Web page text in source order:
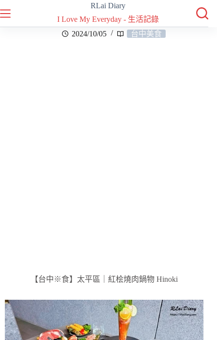
RLai Diary
I Love My Everyday - 生活記錄
2024/10/05
台中美食
【台中※食】太平區｜紅桧燒肉鍋物 Hinoki